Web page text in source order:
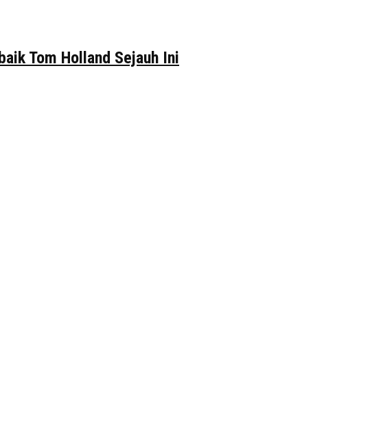
Tom Holland Sejauh Ini